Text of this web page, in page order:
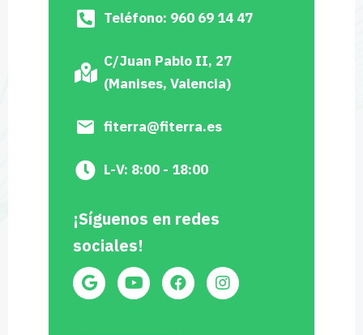
Teléfono: 960 69 14 47
C/Juan Pablo II, 27
(Manises, Valencia)
fiterra@fiterra.es
L-V: 8:00 - 18:00
¡Síguenos en redes
sociales!